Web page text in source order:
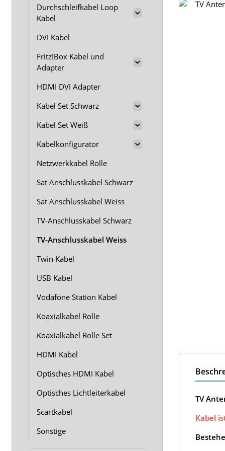
TV
Kabel
Durchschleifkabel Loop
Kabel
DVI Kabel
Fritz!Box Kabel und
Adapter
HDMI DVI Adapter
Kabel Set Schwarz
Kabel Set Weiß
Kabelkonfigurator
Netzwerkkabel Rolle
Sat Anschlusskabel Schwarz
Sat Anschlusskabel Weiss
TV-Anschlusskabel Schwarz
TV-Anschlusskabel Weiss
Twin Kabel
USB Kabel
Vodafone Station Kabel
Koaxialkabel Rolle
Koaxialkabel Rolle Set
HDMI Kabel
Optisches HDMI Kabel
Optisches Lichtleiterkabel
Scartkabel
Sonstige